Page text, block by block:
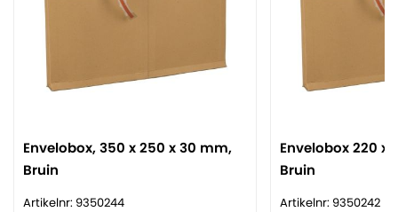
Envelobox, 350 x 250 x 30 mm,
Bruin
Artikelnr: 9350244
Envelobox 220 x
Bruin
Artikelnr: 9350242